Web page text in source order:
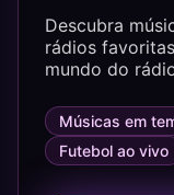
Descubra
rádios
mundo do
Músicas em
Futebol ao vivo